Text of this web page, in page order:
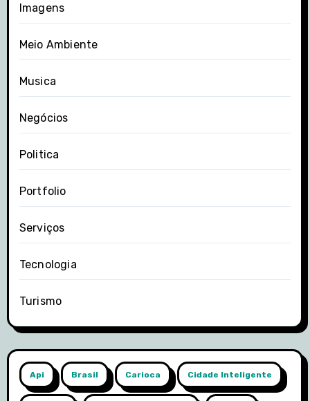
Imagens
Meio Ambiente
Musica
Negócios
Politica
Portfolio
Serviços
Tecnologia
Turismo
Api Brasil Carioca Cidade Inteligente